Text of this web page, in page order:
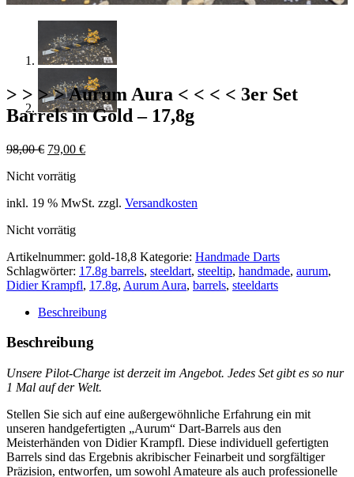
> > > > Aurum Aura < < < < 3er Set
Barrels in Gold – 17,8g
98,00€ Ursprünglicher
war:
79,00 €Aktueller
Nicht vorrätig
inkl. 19 % MwSt. zzgl. Versandkosten
Nicht vorrätig
Artikelnummer: gold-18,8 Kategorie: Handmade Darts
Schlagwörter: 17.8g barrels, steeldart, steeltip, handmade, aurum,
Didier Krampfl, 17.8g, Aurum Aura, barrels, steeldarts
Beschreibung
Beschreibung
Unsere Pilot-Charge ist derzeit im Angebot. Jedes Set gibt es so nur
1 Mal auf der Welt.
Stellen Sie sich auf eine außergewöhnliche Erfahrung ein mit
unseren handgefertigten „Aurum“ Dart-Barrels aus den
Meisterhänden von Didier Krampfl. Diese individuell gefertigten
Barrels sind das Ergebnis akribischer Feinarbeit und sorgfältiger
Präzision, entworfen, um sowohl Amateure als auch professionelle